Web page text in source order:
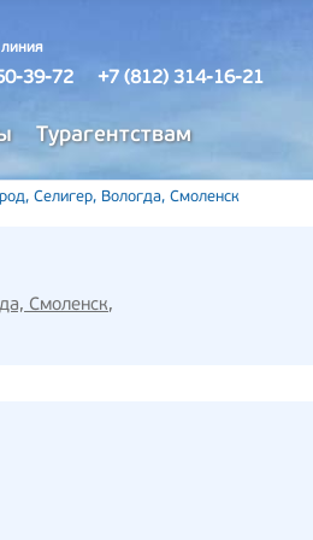
линия
39-72 +7 (812) 314-16-21
Турагентствам
Селигер, Вологда, Смоленск
Смоленск,